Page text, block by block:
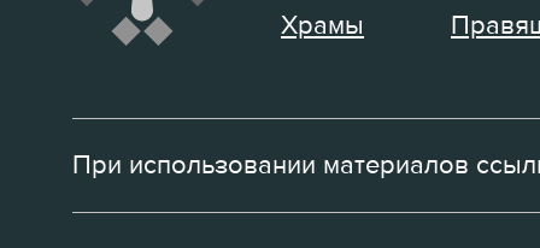
Храмы
При использовании материалов